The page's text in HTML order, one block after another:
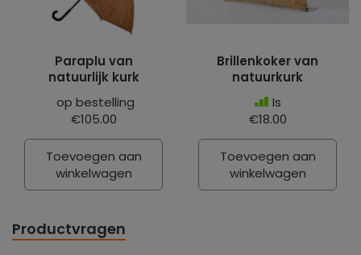
Paraplu van
natuurlijk kurk
op bestelling
€105.00
Toevoegen aan
winkelwagen
Brillenkoker van
natuurkurk
Is
€18.00
Toevoegen aan
winkelwagen
Productvragen